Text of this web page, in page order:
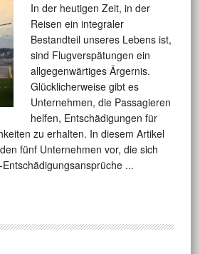
In der heutigen Zeit, in der
Reisen ein integraler
Bestandteil unseres Lebens ist,
sind Flugverspätungen ein
allgegenwärtiges Ärgernis.
Glücklicherweise gibt es
Unternehmen, die Passagieren
helfen, Entschädigungen für
zu erhalten. In diesem Artikel
fünf Unternehmen vor, die sich
...